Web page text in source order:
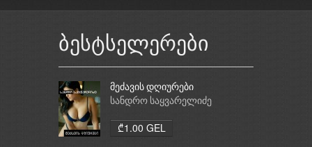
ბესტსელერები
მეძავის დღიურები
სანდრო საყვარელიძე
₾1.00 GEL